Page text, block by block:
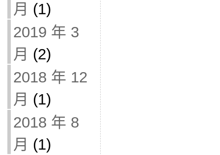
月 (1)
2019 年 3
月 (2)
2018 年 12
月 (1)
2018 年 8
月 (1)